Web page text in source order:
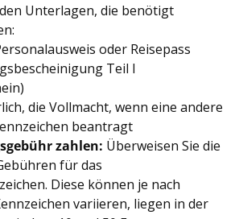
Unterlagen, die benötigt
oder Reisepass
Teil I
die Vollmacht, wenn eine andere
beantragt
zahlen: Überweisen Sie die
für das
Diese können je nach
variieren, liegen in der